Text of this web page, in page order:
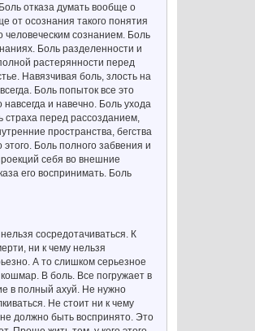
отказа думать вообще о
от осознания такого понятия
человеческим сознанием. Боль
Боль разделенности и
растерянности перед
Навязчивая боль, злость на
Боль попыток все это
навсегда и навечно. Боль ухода
страха перед рассозданием,
пространства, бегства
Боль полного забвения и
себя во внешние
его воспринимать. Боль
сосредотачиваться. К
ни к чему нельзя
А то слишком серьезное
В боль. Все погружает в
в полный ахуй. Не нужно
Не стоит ни к чему
должно быть воспринято. Это